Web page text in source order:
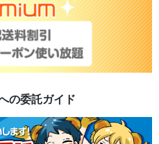
の委託ガイド